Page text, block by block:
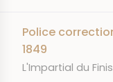
Police
1849
JOURNAL
L'Impartial du